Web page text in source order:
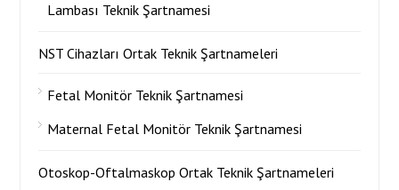
Lambası Teknik Şartnamesi
NST Cihazları Ortak Teknik Şartnameleri
Fetal Monitör Teknik Şartnamesi
Maternal Fetal Monitör Teknik Şartnamesi
Otoskop-Oftalmaskop Ortak Teknik Şartnameleri